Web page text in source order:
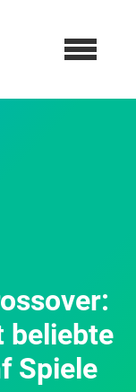
beliebte
Spiele